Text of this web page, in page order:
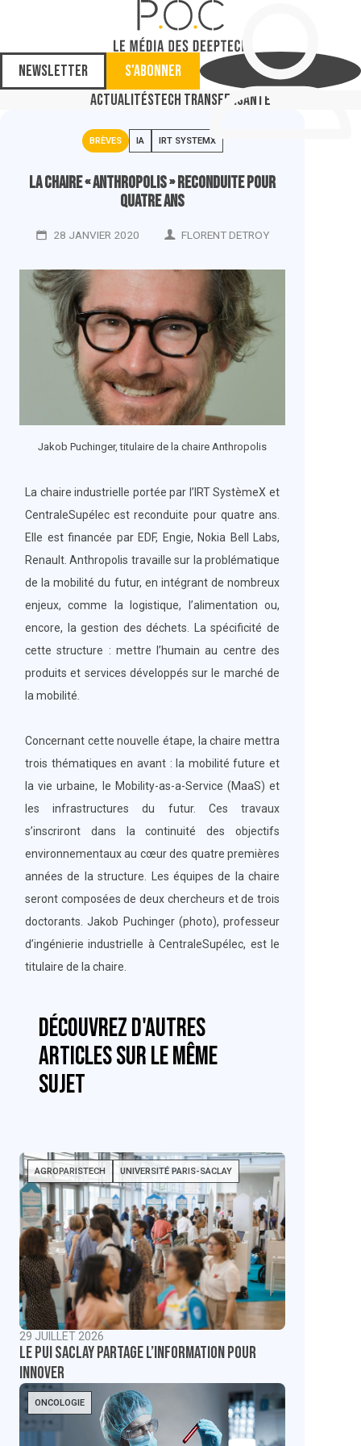
Newsletter
S'abonner
ActualitésTech TransferSanté
BRÈVES IA IRT SYSTEMX
La chaire « Anthropolis » reconduite pour
quatre ans
28 JANVIER 2020 FLORENT DETROY
Jakob Puchinger, titulaire de la chaire Anthropolis
La chaire industrielle portée par l’IRT SystèmeX et
CentraleSupélec est reconduite pour quatre ans.
Elle est financée par EDF, Engie, Nokia Bell Labs,
Renault. Anthropolis travaille sur la problématique
de la mobilité du futur, en intégrant de nombreux
enjeux, comme la logistique, l’alimentation ou,
encore, la gestion des déchets. La spécificité de
cette structure : mettre l’humain au centre des
produits et services développés sur le marché de
la mobilité.
Concernant cette nouvelle étape, la chaire mettra
trois thématiques en avant : la mobilité future et
la vie urbaine, le Mobility-as-a-Service (MaaS) et
les infrastructures du futur. Ces travaux
s’inscriront dans la continuité des objectifs
environnementaux au cœur des quatre premières
années de la structure. Les équipes de la chaire
seront composées de deux chercheurs et de trois
doctorants. Jakob Puchinger (photo), professeur
d’ingénierie industrielle à CentraleSupélec, est le
titulaire de la chaire.
Découvrez d'autres
articles sur le même
sujet
AGROPARISTECH UNIVERSITÉ PARIS-SACLAY
29 JUILLET 2026
Le PUI Saclay partage l’information pour
innover
ONCOLOGIE